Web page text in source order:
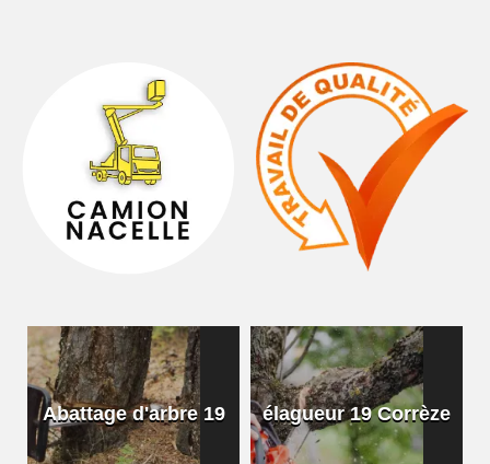
Abattage d'arbre 19 élagueur 19 Corrèze